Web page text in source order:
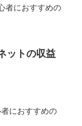
者におすすめの
ットの収益
におすすめの